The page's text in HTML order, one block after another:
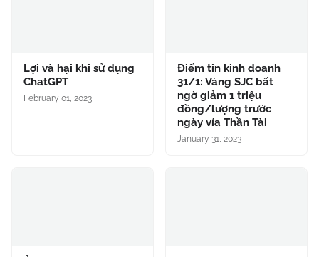
Lợi và hại khi sử dụng
ChatGPT
February 01, 2023
Điểm tin kinh doanh
31/1: Vàng SJC bất
ngờ giảm 1 triệu
đồng/lượng trước
ngày vía Thần Tài
January 31, 2023